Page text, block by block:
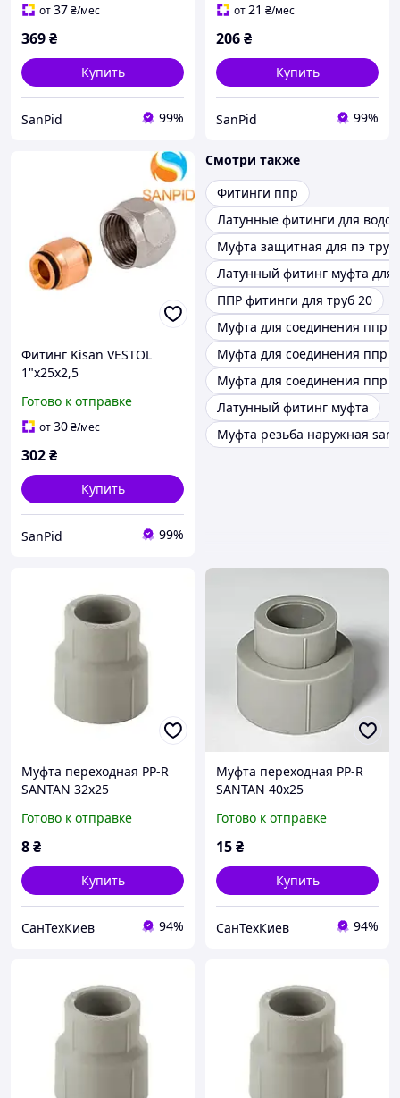
от37₴/мес
369₴
Купить
SanPid 99%
от21 ₴/мес
206₴
Купить
SanPid 99%
Фитинг Kisan VESTOL
1"x25x2,5
Готово к отправке
от30₴/мес
302₴
Купить
SanPid 99%
Смотри также
Фитинги ппр
Латунные фитинги для
Муфта защитная для пэ труб
Латунный фитинг муфта для
ППР фитинги для труб 20
Муфта для соединения ппр
Муфта для соединения ппр
Муфта для соединения ппр
Латунный фитинг муфта
Муфта резьба наружная
Муфта пepexoднaя PP-R
SANTAN 32х25
Готово к отправке
8₴
Купить
СанТехКиев 94%
Муфта пepexoднaя PP-R
SANTAN 40х25
Готово к отправке
15₴
Купить
СанТехКиев 94%